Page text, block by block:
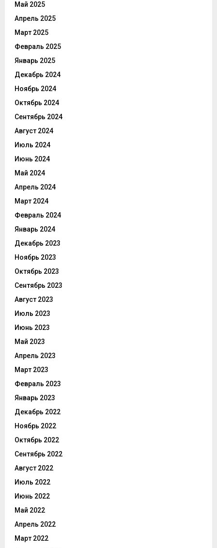
Май 2025
Апрель 2025
Март 2025
Февраль 2025
Январь 2025
Декабрь 2024
Ноябрь 2024
Октябрь 2024
Сентябрь 2024
Август 2024
Июль 2024
Июнь 2024
Май 2024
Апрель 2024
Март 2024
Февраль 2024
Январь 2024
Декабрь 2023
Ноябрь 2023
Октябрь 2023
Сентябрь 2023
Август 2023
Июль 2023
Июнь 2023
Май 2023
Апрель 2023
Март 2023
Февраль 2023
Январь 2023
Декабрь 2022
Ноябрь 2022
Октябрь 2022
Сентябрь 2022
Август 2022
Июль 2022
Июнь 2022
Май 2022
Апрель 2022
Март 2022